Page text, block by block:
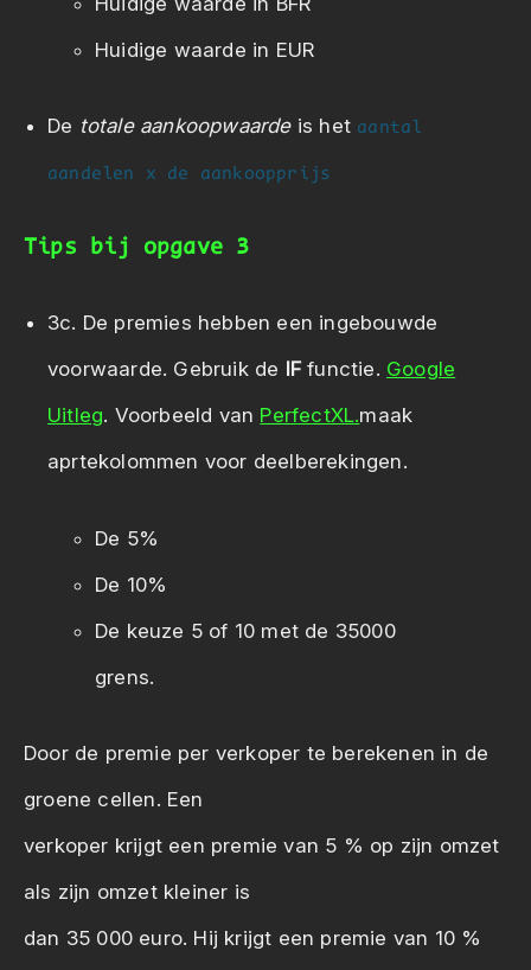
Huidige waarde in EUR
De totale aankoopwaardeis het aantal
aandelen x de aankoopprijs
Tips bij opgave 3
3c. De premies hebben een ingebouwde
voorwaarde. Gebruik de IFfunctie. Google
Uitleg. Voorbeeld van PerfectXL.maak
aprtekolommen voor deelberekingen.
De 5%
De 10%
De keuze 5 of 10 met de 35000
grens.
Door de premie per verkoper te berekenen in de
groene cellen. Een
verkoper krijgt een premie van 5 % op zijn omzet
als zijn omzet kleiner is
dan 35 000 euro. Hij krijgt een premie van 10 %